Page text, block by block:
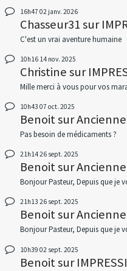
16h47 02 janv. 2026
Chasseur31sur
C'est un vrai aventure humaine
10h16 14 nov. 2025
Christinesur
Mille merci à vous pour vos
10h43 07 oct. 2025
Benoitsur
Pas besoin de médicaments ?
21h1426 sept. 2025
BenoitsurAncienne
Bonjour Pasteur, Depuis que je
21h13 26 sept. 2025
BenoitsurAncienne
Bonjour Pasteur, Depuis que je
10h39 02 sept. 2025
Benoitsur